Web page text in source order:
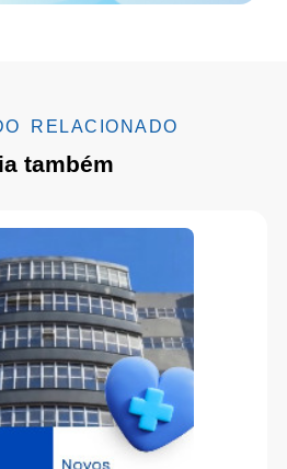
RELACIONADO
também